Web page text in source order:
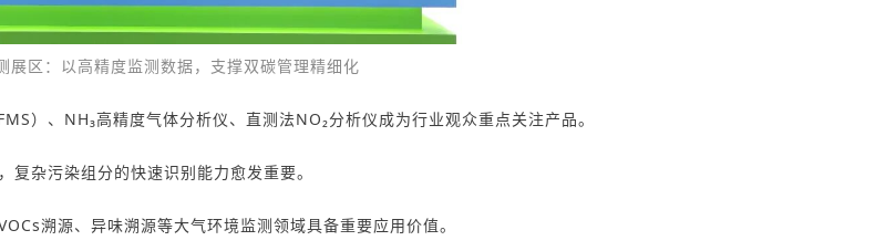
展区：以高精度监测数据，支撑双碳管理精细化
） 、 NH₃高精度气体分析仪、 直测法NO₂分析仪成为行业观众重点关注产品。
，复杂污染组分的快速识别能力愈发重要。
溯源、 异味溯源等大气环境监测领域具备重要应用价值。